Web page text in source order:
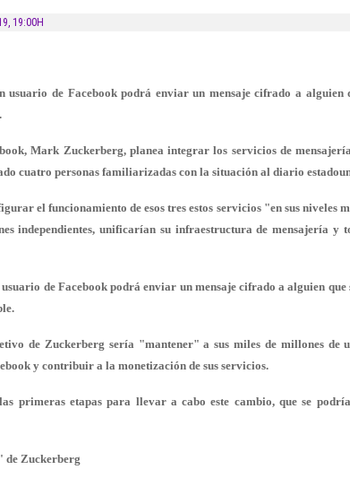
, 19:00H
usuario de Facebook podrá enviar un mensaje cifrado a alguien
Mark Zuckerberg, planea integrar los servicios de
cuatro personas familiarizadas con la situación al diario
el funcionamiento de esos tres estos servicios "en sus niveles
independientes,unificarían su infraestructura de mensajería y
usuario de Facebook podrá enviar un mensaje cifrado a alguien
de Zuckerberg sería "mantener" a sus miles de millones de
y contribuir a la monetización de sus servicios.
primeras etapas para llevar a cabo este cambio, que se
de Zuckerberg